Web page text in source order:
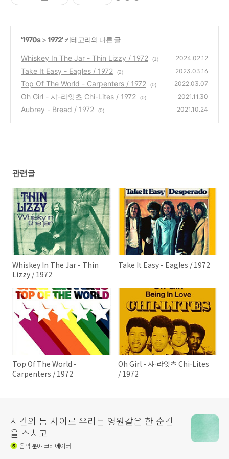
'1970s>1972' 카테고리의 다른 글
Whiskey In The Jar - Thin Lizzy / 1972 (1) 2024.02.12
Take It Easy - Eagles / 1972 (2) 2023.03.16
Top Of The World - Carpenters / 1972 (0) 2022.03.07
Oh Girl - 샤-라잇츠 Chi-Lites / 1972 (0) 2021.11.30
Aubrey - Bread / 1972 (0) 2021.10.24
관련글
Whiskey In The Jar - Thin
Lizzy / 1972
Take It Easy - Eagles / 1972
Top Of The World -
Carpenters / 1972
Oh Girl - 샤-라잇츠 Chi-Lites
/ 1972
시간의 틈 사이로 우리는 영원같은 한 순간
을 스치고
음악분야 크리에이터